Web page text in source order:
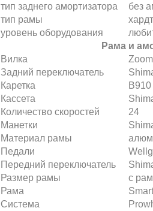
тип заднего амортизатора
без
тип рамы
уровень оборудования
Рама и
Вилка
Задний переключатель
Каретка
Кассета
Количество скоростей
24
Манетки
Материал рамы
Педали
Передний переключатель
Размер рамы
с
Рама
Система